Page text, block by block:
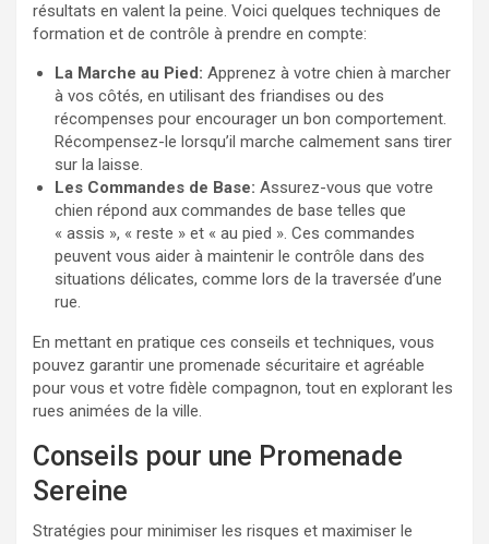
résultats en valent la peine. Voici quelques techniques de
formation et de contrôle à prendre en compte:
La Marche au Pied: Apprenez à votre chien à marcher
à vos côtés, en utilisant des friandises ou des
récompenses pour encourager un bon comportement.
Récompensez-le lorsqu’il marche calmement sans tirer
sur la laisse.
Les Commandes de Base: Assurez-vous que votre
chien répond aux commandes de base telles que
« assis », « reste » et « au pied ». Ces commandes
peuvent vous aider à maintenir le contrôle dans des
situations délicates, comme lors de la traversée d’une
rue.
En mettant en pratique ces conseils et techniques, vous
pouvez garantir une promenade sécuritaire et agréable
pour vous et votre fidèle compagnon, tout en explorant les
rues animées de la ville.
Conseils pour une Promenade
Sereine
Stratégies pour minimiser les risques et maximiser le